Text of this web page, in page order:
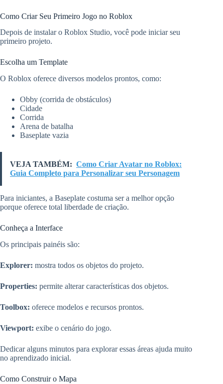
Como Criar Seu Primeiro Jogo no Roblox
Depois de instalar o Roblox Studio, você pode iniciar seu
primeiro projeto.
Escolha um Template
O Roblox oferece diversos modelos prontos, como:
Obby (corrida de obstáculos)
Cidade
Corrida
Arena de batalha
Baseplate vazia
VEJA TAMBÉM: Como Criar Avatar no Roblox:
Guia Completo para Personalizar seu Personagem
Para iniciantes, a Baseplate costuma ser a melhor opção
porque oferece total liberdade de criação.
Conheça a Interface
Os principais painéis são:
Explorer: mostra todos os objetos do projeto.
Properties: permite alterar características dos objetos.
Toolbox: oferece modelos e recursos prontos.
Viewport: exibe o cenário do jogo.
Dedicar alguns minutos para explorar essas áreas ajuda muito
no aprendizado inicial.
Como Construir o Mapa